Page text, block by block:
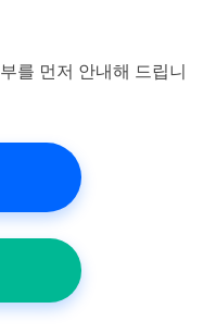
를 먼저 안내해 드립니